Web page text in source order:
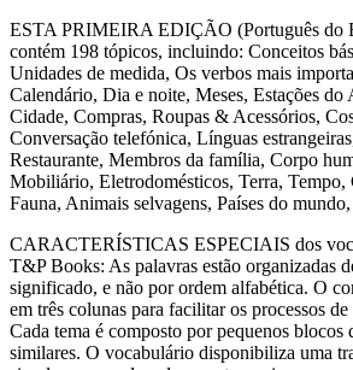
ESTA PRIMEIRA EDIÇÃO (Português do
contém 198 tópicos, incluindo: Conceitos
Unidades de medida, Os verbos mais
Calendário, Dia e noite, Meses, Estações
Cidade, Compras, Roupas & Acessórios,
Conversação telefónica, Línguas
Restaurante, Membros da família, Corpo
Mobiliário, Eletrodomésticos, Terra, Tempo,
Fauna, Animais selvagens, Países do
CARACTERÍSTICAS ESPECIAIS dos
T&P Books: As palavras estão organizadas
significado, e não por ordem alfabética. O
em três colunas para facilitar os processos
Cada tema é composto por pequenos blocos
similares. O vocabulário disponibiliza uma